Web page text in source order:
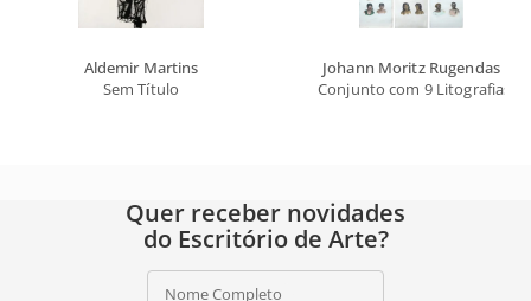
Aldemir Martins
Sem Título
Johann Moritz Rugendas
Conjunto com 9 Litografias
Quer receber novidades
do Escritório de Arte?
Nome Completo